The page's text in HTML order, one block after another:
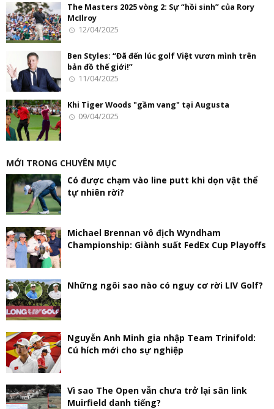
The Masters 2025 vòng 2: Sự “hồi sinh” của Rory
McIlroy
12/04/2025
Ben Styles: “Đã đến lúc golf Việt vươn mình trên
bản đồ thế giới!”
11/04/2025
Khi Tiger Woods "gầm vang" tại Augusta
09/04/2025
MỚI TRONG CHUYÊN MỤC
Có được chạm vào line putt khi dọn vật thể
tự nhiên rời?
Michael Brennan vô địch Wyndham
Championship: Giành suất FedEx Cup Playoffs
Những ngôi sao nào có nguy cơ rời LIV Golf?
Nguyễn Anh Minh gia nhập Team Trinifold:
Cú hích mới cho sự nghiệp
Vì sao The Open vẫn chưa trở lại sân link
Muirfield danh tiếng?